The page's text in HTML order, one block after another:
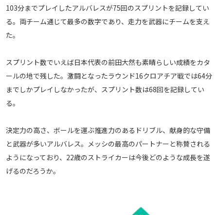
© AbemaTV. Inc. All Rights Reserved.
103分までプレイしたアルバレスが75回のスプリントを記録してい
る。両チーム通じて最多の数字であり、走力を武器にチームを支え
た。
スプリント数でいえば日本代表の前田大然も素晴らしい成績をカタ
ールの地で残した。激闘となったラウンド16クロアチア戦では64分
までしかプレイしなかったが、スプリント数は68回を記録してい
る。
決定力の高さ、ボールを運ぶ推進力のあるドリブル、献身的な守備
と武器が多いアルバレス。メッシの最高のパートナーと称賛される
ようになっており、22歳のストライカーは今後どのような成長を遂
げるのだろうか。